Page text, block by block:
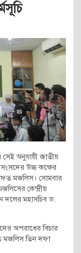
সেই অনুযায়ী জাতীয়
উচ্চ কক্ষের
মজলিস। সোমবার
কেন্দ্রীয়
দলের মহাসচিব ড.
অপরাধের বিচার
মজলিস তিন দফা